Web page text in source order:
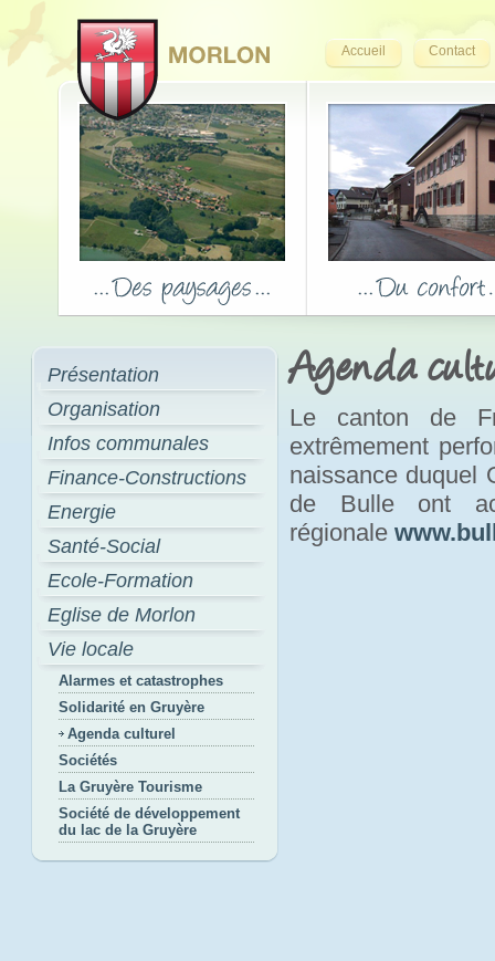
Accueil Contact
Présentation
Organisation
Infos communales
Finance-Constructions
Energie
Santé-Social
Ecole-Formation
Eglise de Morlon
Vie locale
Alarmes et catastrophes
Solidarité en Gruyère
Agenda culturel
Sociétés
La Gruyère Tourisme
Société de développement
du lac de la Gruyère
Agenda
Le canton de
extrêmement
naissance duquel
de Bulle ont
régionale